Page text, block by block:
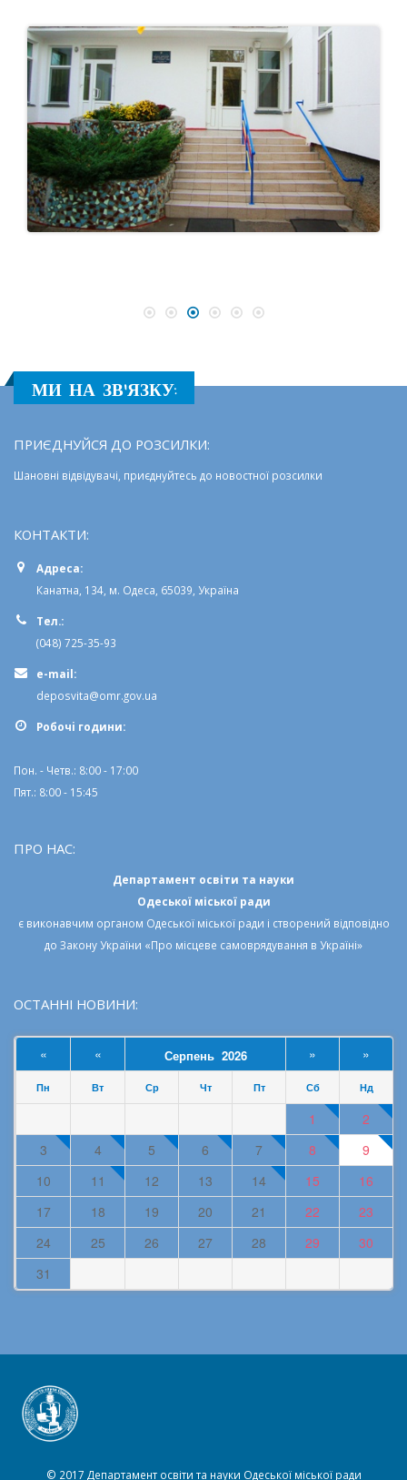
МИ НА ЗВ'ЯЗКУ:
ПРИЄДНУЙСЯ ДО РОЗСИЛКИ:
Шановні відвідувачі, приєднуйтесь до новостної розсилки
КОНТАКТИ:
Адреса:
Канатна, 134, м. Одеса, 65039, Україна
Тел.:
(048) 725-35-93
e-mail:
deposvita@omr.gov.ua
Робочi години:
Пон. - Четв.: 8:00 - 17:00
Пят.: 8:00 - 15:45
ПРО НАС:
Департамент освіти та науки
Одеської міської ради
є виконавчим органом Одеської міської ради і створений відповідно
до Закону України «Про місцеве самоврядування в Україні»
ОСТАННІ НОВИНИ:
« « Серпень 2026 » »
Пн Вт Ср Чт Пт Сб Нд
1
2
3
4 5 6 7 8
9
10
11 12 13 14 15
16
17
18 19 20 21 22
23
24
25 26 27 28 29
30
31
© 2017 Департамент освіти та науки Одеської міської ради